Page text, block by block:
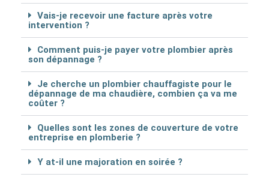
Vais-je recevoir une facture après votre
intervention ?
Comment puis-je payer votre plombier après
son dépannage ?
Je cherche un plombier chauffagiste pour le
dépannage de ma chaudière, combien ça va me
coûter ?
Quelles sont les zones de couverture de votre
entreprise en plomberie ?
Y at-il une majoration en soirée ?